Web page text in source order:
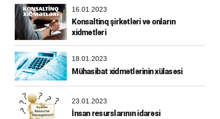
16.01.2023
Konsaltinq şirkətləri və onların
xidmətləri
18.01.2023
Mühasibat xidmətlərinin xülasəsi
23.01.2023
İnsan resurslarının idarəsi